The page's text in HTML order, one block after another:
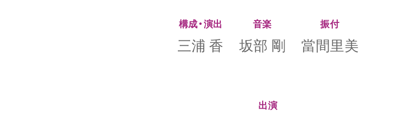
構成・演出
三浦 香
音楽
坂部 剛
振付
當間里美
出演
LINK